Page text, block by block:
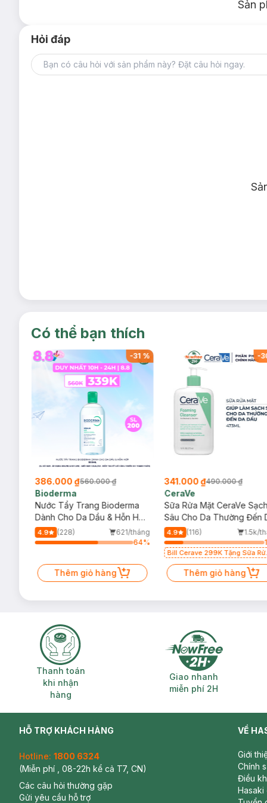
Sản
Hỏi đáp
Có thể bạn thích
-31 %
386.000 ₫560.000 ₫
Bioderma
Nước Tẩy Trang Bioderma
Dành Cho Da Dầu & Hỗn Hợp
500ml
4.9 (228)
621/tháng
64%
Thêm giỏ hàng
-
341.000 ₫490.000 ₫
CeraVe
Sữa Rửa Mặt CeraVe
Sâu Cho Da Thường Đến
Dầu 473ml
4.9 (116)
1.5k/
Bill Cerave 299K Tặng Sữa
Mặt Cerave 30ml (SL có hạn)
Thêm giỏ hàng
Thanh toán khi nhận hàng
Thanh toán
khi nhận
hàng
Giao nhanh
Giao nhanh
miễn phí 2H
HỖ TRỢ KHÁCH HÀNG
Hotline: 1800 6324
(Miễn phí , 08-22h kể cả T7, CN)
Các câu hỏi thường gặp
Gửi yêu cầu hỗ trợ
VỀ
Giới
Chính
Điều
Hasaki